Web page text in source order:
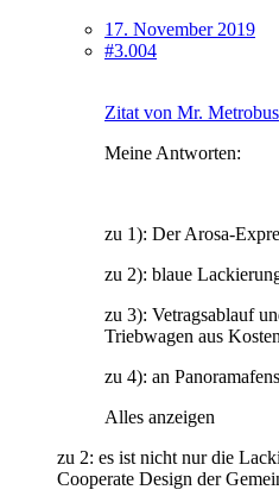
17. November 2019
#3.004
Zitat von Mr. Metrobus
Meine Antworten:
zu 1): Der Arosa-
zu 2): blaue
zu 3): Vetragsablauf
Triebwagen aus
zu 4): an
Alles anzeigen
zu 2: es ist nicht nur die
Cooperate Design der